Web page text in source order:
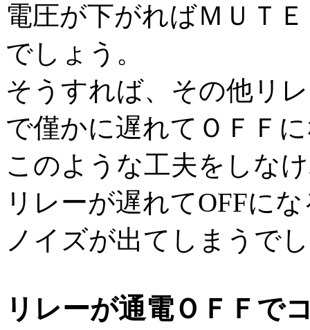
電圧が下がればＭＵＴ
でしょう。
そうすれば、その他リ
で僅かに遅れてＯＦＦ
このような工夫をしな
リレーが遅れてOFFに
ノイズが出てしまうで
リレーが通電ＯＦＦで